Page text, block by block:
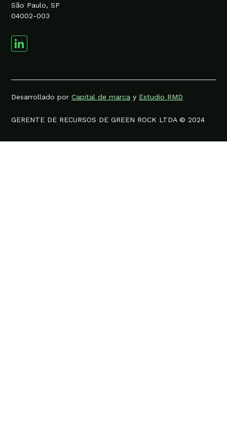
São Paulo, SP
04002-003
GERENTE DE RECURSOS DE GREEN ROCK LTDA © 2024
Desarrollado porCapital de marca y Estudio RMD